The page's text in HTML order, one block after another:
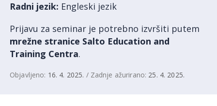
Radni jezik: Engleski jezik
Prijavu za seminar je potrebno izvršiti putem
mrežne stranice Salto Education and
Training Centra.
Objavljeno: 16. 4. 2025. / Zadnje ažurirano: 25. 4. 2025.